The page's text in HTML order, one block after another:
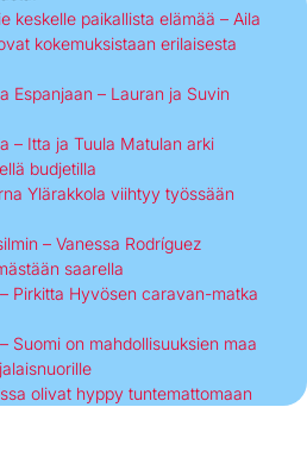
keskelle paikallista elämää – Aila
kokemuksistaan erilaisesta
Espanjaan – Lauran ja Suvin
– Itta ja Tuula Matulan arki
budjetilla
Ylärakkola viihtyy työssään
– Vanessa Rodríguez
saarella
Pirkitta Hyvösen caravan-matka
Suomi on mahdollisuuksien maa
olivat hyppy tuntemattomaan